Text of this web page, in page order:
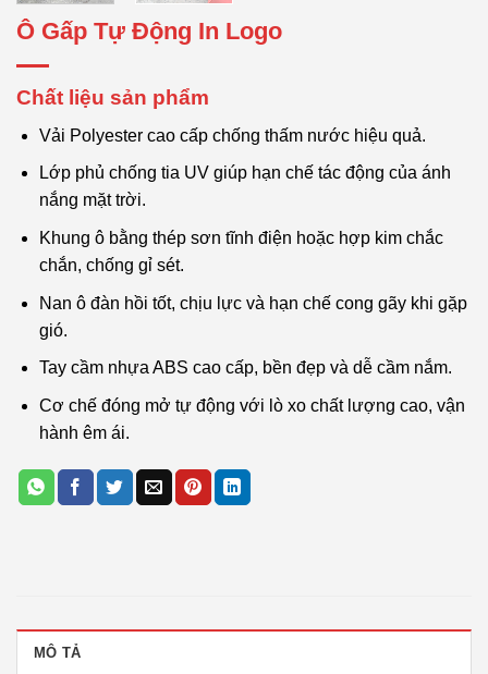
Ô Gấp Tự Động In Logo
Chất liệu sản phẩm
Vải Polyester cao cấp chống thấm nước hiệu quả.
Lớp phủ chống tia UV giúp hạn chế tác động của ánh
nắng mặt trời.
Khung ô bằng thép sơn tĩnh điện hoặc hợp kim chắc
chắn, chống gỉ sét.
Nan ô đàn hồi tốt, chịu lực và hạn chế cong gãy khi gặp
gió.
Tay cầm nhựa ABS cao cấp, bền đẹp và dễ cầm nắm.
Cơ chế đóng mở tự động với lò xo chất lượng cao, vận
hành êm ái.
MÔ TẢ